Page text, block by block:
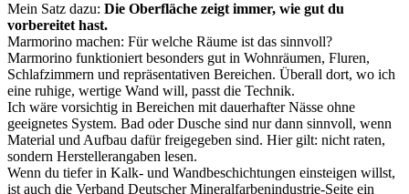
Mein Satz dazu: Die Oberfläche zeigt immer, wie gut du
vorbereitet hast.
Marmorino machen: Für welche Räume ist das sinnvoll?
Marmorino funktioniert besonders gut in Wohnräumen, Fluren,
Schlafzimmern und repräsentativen Bereichen. Überall dort, wo ich
eine ruhige, wertige Wand will, passt die Technik.
Ich wäre vorsichtig in Bereichen mit dauerhafter Nässe ohne
geeignetes System. Bad oder Dusche sind nur dann sinnvoll, wenn
Material und Aufbau dafür freigegeben sind. Hier gilt: nicht raten,
sondern Herstellerangaben lesen.
Wenn du tiefer in Kalk- und Wandbeschichtungen einsteigen willst,
ist auch die Verband Deutscher Mineralfarbenindustrie-Seite ein